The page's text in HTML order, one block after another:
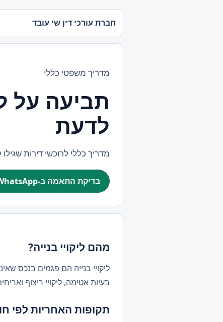
חברת עורכי דין שי עובד
מדריך משפטי כללי
תביעה על
לדעת
מדריך כללי לרוכשי דירות
בדיקת התאמה ב-WhatsApp
מהם ליקויי בנייה?
ליקויי בנייה הם פגמים בנכס
בעיות אטימה, ליקויי ריצוף
תקופות האחריות לפי